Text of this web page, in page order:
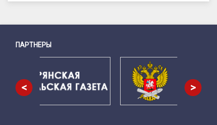
Снизу
ПАРТНЕРЫ
< >